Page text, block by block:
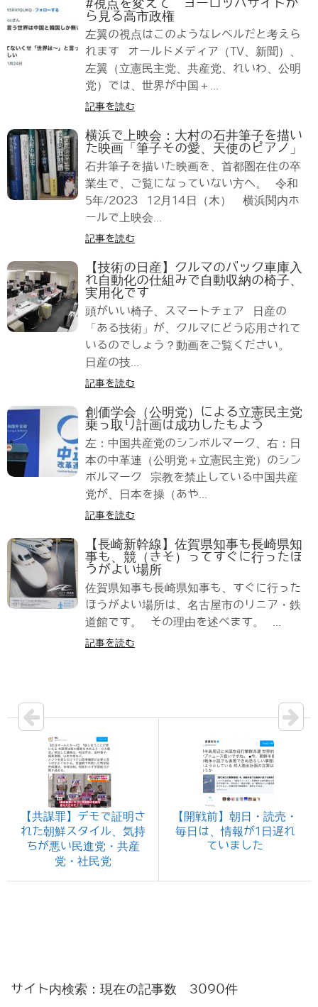
#視点を変えて ヨーロッパサイドか
ら見る高市政権
左翼の視点はこのようなレベルだと考えら
れます オールドメディア（TV、新聞）、
左翼（立憲民主党、共産党、れいわ、公明
党）では、世界が中国＋...
記事を読む
横浜で上映会：大村の石井筆子を描い
た映画「筆子その愛、天使のピアノ」
石井筆子を描いた映画を、首都圏在住の卒
業生で、ご覧になっていない方へ。 令和
5年/2023 12月14日（木） 横浜関内ホ
ールで上映会...
記事を読む
【技術の日産】クルマのバック車庫入
れ自動化の仕組みで自動収納の椅子、
実用化です
頭がいい椅子、スマートチェア 日産の
「ある技術」が、クルマにどう応用されて
いるのでしょう？動画をご覧ください。
日産の技...
記事を読む
創価学会（公明党）による立憲民主党
乗っ取り計画は成功したもよう
左：中国共産党のシンボルマーク、右：日
本の中革連（公明党＋立憲民主党）のシン
ボルマーク 宗教を禁止している中国共産
党が、日本を操（あや...
記事を読む
【長崎新幹線】佐賀県知事も長崎県知
事も、競（きそ）ってすぐに行ったほ
うがよい場所
佐賀県知事も長崎県知事も、すぐに行った
ほうがよい場所は、名古屋市のリニア・鉄
道館です。 その理由を述べます。 ...
記事を読む
【共謀罪】デモで証明さ
れた朝鮮スタイル、気持
ちが悪い民進党・共産
党・社民党
【開戦前】朝日・読売・
毎日は、情報が1日遅れ
ていました
サイト内検索：現在の記事数 3090件